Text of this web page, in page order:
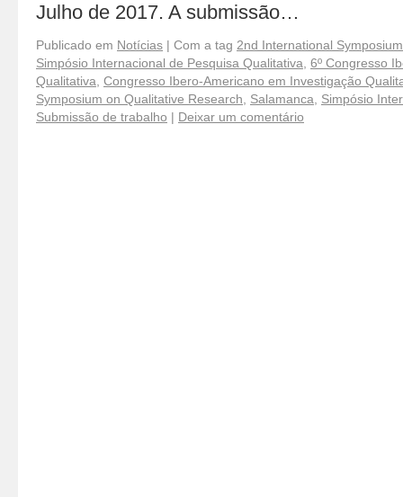
Julho de 2017. A submissão…
Publicado em Notícias | Com a tag 2nd International
Simpósio Internacional de Pesquisa Qualitativa 6º Congresso
Qualitativa Congresso Ibero-Americano em Investigação
Symposium on Qualitative Research
Salamanca
Simpósio
Submissão de trabalho | Deixar um comentário